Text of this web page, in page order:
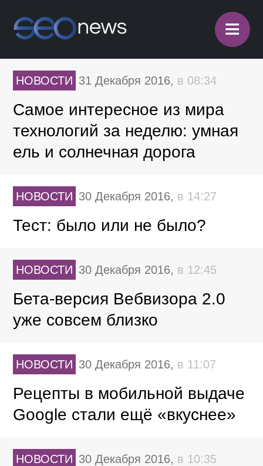
≡
НОВОСТИ 31 Декабря 2016, в 08:34
Самое интересное из мира
технологий за неделю: умная
ель и солнечная дорога
НОВОСТИ 30 Декабря 2016, в 14:27
Тест: было или не было?
НОВОСТИ 30 Декабря 2016, в 12:45
Бета-версия Вебвизора 2.0
уже совсем близко
НОВОСТИ 30 Декабря 2016, в 11:07
Рецепты в мобильной выдаче
Google стали ещё «вкуснее»
НОВОСТИ 30 Декабря 2016, в 10:35